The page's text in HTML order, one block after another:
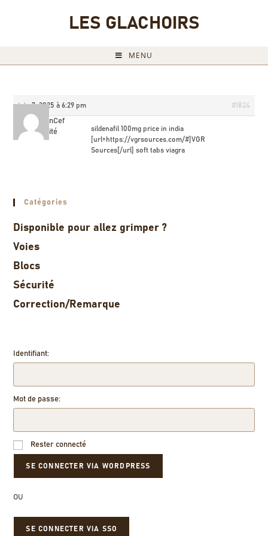
LES GLACHOIRS
MENU
juin 7, 2025 à 6:29 pm #1824
BrandonCef
Invité
sildenafil 100mg price in india
[url=https://vgrsources.com/#]VGR
Sources[/url] soft tabs viagra
Catégories
Disponible pour allez grimper ?
Voies
Blocs
Sécurité
Correction/Remarque
Identifiant:
Mot de passe:
Rester connecté
OU
SE CONNECTER VIA SSO